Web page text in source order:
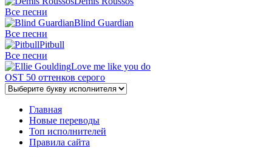
Все песни
Blind Guardian
Все песни
Pitbull
Все песни
Love me like you do
OST 50 оттенков серого
Главная
Новые переводы
Топ исполнителей
Правила сайта